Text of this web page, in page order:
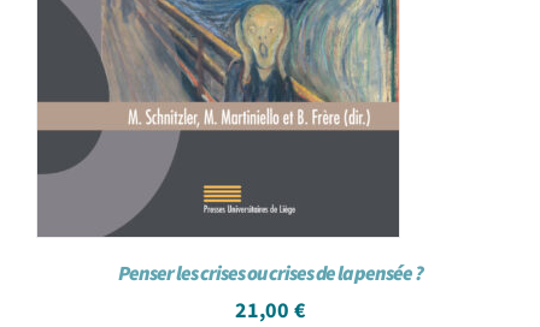
Penser les crises ou crises de la pensée ?
21,00 €